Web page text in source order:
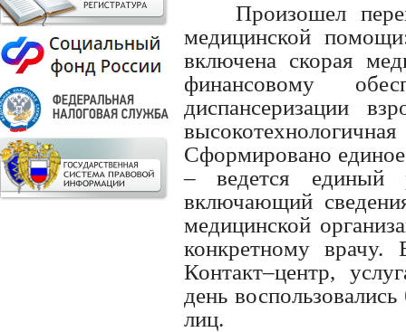
Произошел
медицинской
включена скорая
финансовому
диспансеризации
Сформировано
– ведется единый
включающий
медицинской
конкретному
Контакт–центр,
день
лиц.